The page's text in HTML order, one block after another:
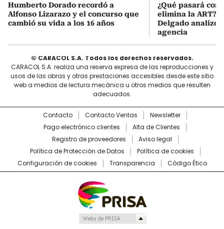
Humberto Dorado recordó a
Alfonso Lizarazo y el concurso que
cambió su vida a los 16 años
¿Qué pasará con
elimina la ART?
Delgado analizó
agencia
© CARACOL S.A. Todos los derechos reservados.
CARACOL S.A. realiza una reserva expresa de las reproducciones y
usos de las obras y otras prestaciones accesibles desde este sitio
web a medios de lectura mecánica u otros medios que resulten
adecuados.
Contacto Contacto Ventas
Newsletter
Pago electrónico clientes
Alta de Clientes
Registro de proveedores
Aviso legal
Política de Protección de Datos
Política de cookies
Configuración de cookies
Transparencia Código Ético